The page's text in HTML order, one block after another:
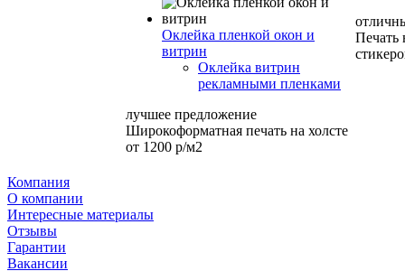
Оклейка пленкой окон и
витрин
Оклейка витрин
рекламными пленками
лучшее предложение
Широкоформатная печать на холсте
от 1200 р/м2
Печать
Компания
О компании
Интересные материалы
Отзывы
Гарантии
Вакансии